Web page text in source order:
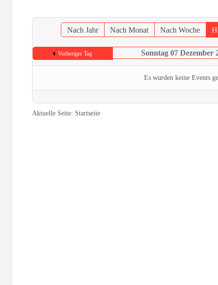
Nach Jahr Nach Monat Nach Woche
Vorheriger Tag Sonntag 07 Dezember
Es wurden keine Events
Aktuelle Seite: Startseite